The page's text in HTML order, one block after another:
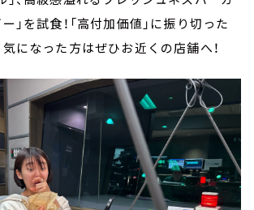
」を試食！「高付加価値」に振り切った
気になった方はぜひお近くの店舗へ！